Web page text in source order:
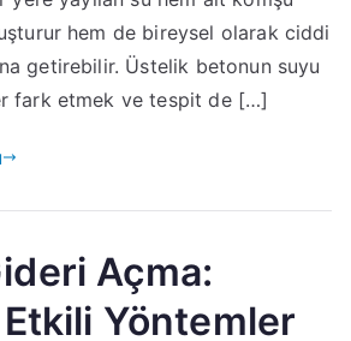
hem de bireysel olarak ciddi
getirebilir. Üstelik betonun suyu
fark etmek ve tespit de […]
Açma:
Yöntemler